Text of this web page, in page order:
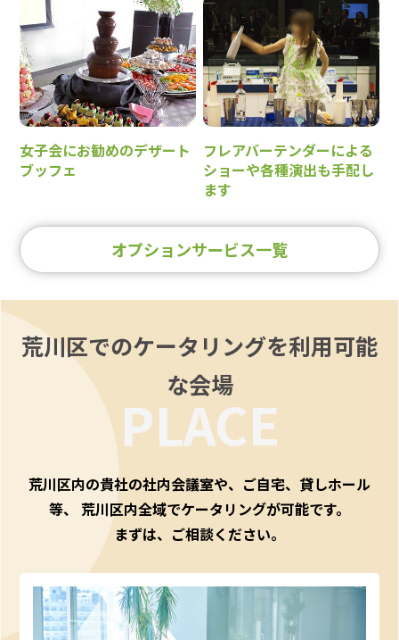
女子会にお勧めのデザート
ブッフェ
フレアバーテンダーによる
ショーや各種演出も手配し
ます
オプションサービス一覧
荒川区でのケータリングを利用可能
な会場
PLACE
荒川区内の貴社の社内会議室や、ご自宅、貸しホール
等、 荒川区内全域でケータリングが可能です。
まずは、ご相談ください。